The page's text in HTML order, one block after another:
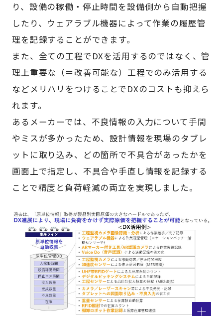
り、設備の稼働・停止時間を設備側から自動把握
したり、ウェアラブル機器によって作業の履歴管
理を記録することができます。
また、全ての工程でDXを活用するのではなく、管
理上重要な（＝改善可能な）工程でのみ活用する
などメリハリをつけることでDXのコストも抑えら
れます。
あるメーカーでは、不良情報の入力について手間
やミスが多かったため、設計情報を現場のタブレ
ットに取り込み、どの箇所で不具合があったかを
画面上で指定し、不具合や手直し情報を記録する
ことで精度と負荷軽減の両立を実現しました。